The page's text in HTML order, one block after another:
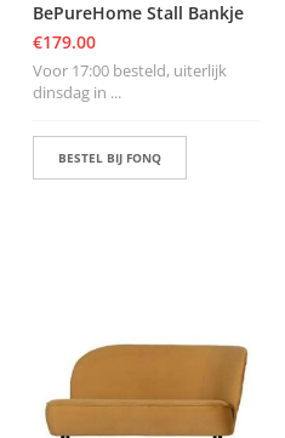
BePureHome Stall Bankje
€179.00
Voor 17:00 besteld, uiterlijk
dinsdag in ...
BESTEL BIJ FONQ